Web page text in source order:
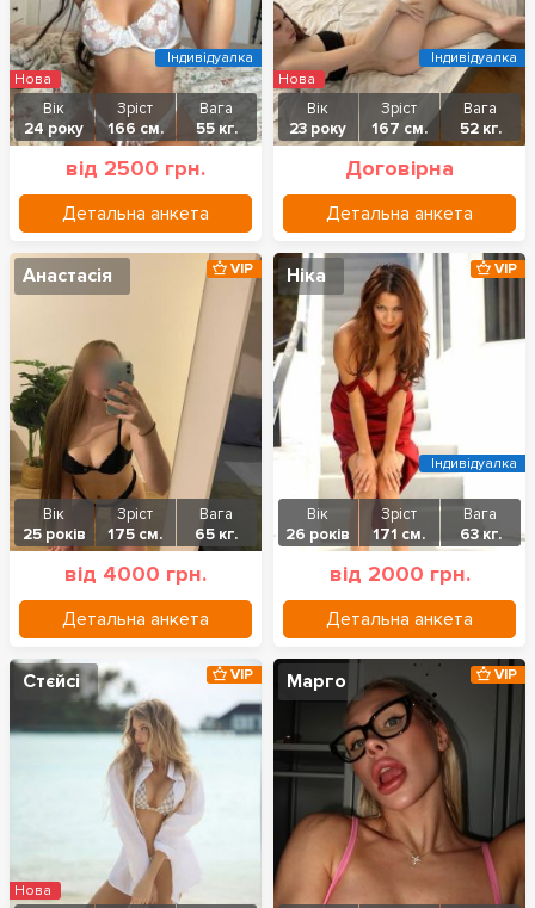
Вік
24 року
Зріст
166 см.
Вага
55 кг.
від 2500 грн.
Детальна анкета
Нова
Індивідуалка
Вік
23 року
Зріст
167 см.
Вага
52 кг.
Договірна
Детальна анкета
Нова
Індивідуалка
Анастасія
Вік
25 років
Зріст
175 см.
Вага
65 кг.
від 4000 грн.
Детальна анкета
VIP Ніка
Вік
26 років
Зріст
171 см.
Вага
63 кг.
від 2000 грн.
Детальна анкета
VIP
Індивідуалка
Стєйсі VIP
Нова
Марго VIP